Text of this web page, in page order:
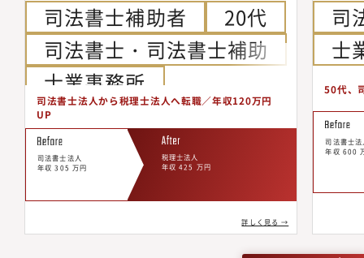
司法書士補助者
20代
司法書士・司法書士補助
士業事務所
司法書士法人から税理士法人へ転職／年収120万円
UP
司法書士法人
年収 305 万円
税理士法人
年収 425 万円
詳しく見る →
司
士
50代、
司法書士法
年収 600